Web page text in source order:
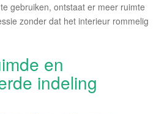
gebruiken, ontstaat er meer ruimte
zonder dat het interieur rommelig
en
indeling